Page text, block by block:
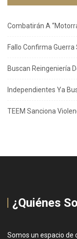
Combatirán A
Fallo Confirma
Buscan Reingeniería
Independientes Ya
TEEM Sanciona
¿Quiénes
Somos un espacio de